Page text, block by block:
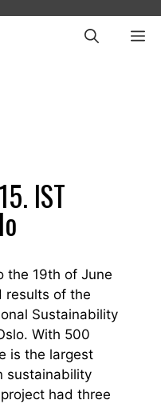
IST
the 19th of June
results of the
Sustainability
With 500
is the largest
sustainability
had three